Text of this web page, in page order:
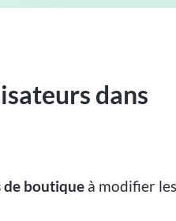
dans
de boutique à modifier